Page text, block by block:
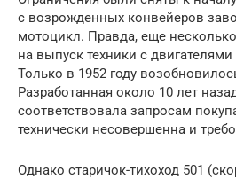
с возрожденных конвейеров
мотоцикл. Правда, еще
на выпуск техники с
Только в 1952 году
Разработанная около 10 лет
соответствовала запросам
технически несовершенна и
Однако старичок-тихоход 501